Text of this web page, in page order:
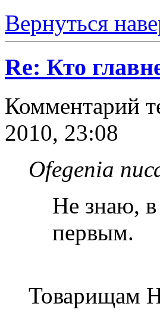
Вернуться
Re: Кто
Комментарий
2010, 23:08
Ofegenia
Не знаю, в
первым.
Товарищам